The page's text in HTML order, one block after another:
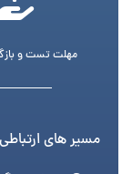
مهلت تست و
مسیر های ارتباطی